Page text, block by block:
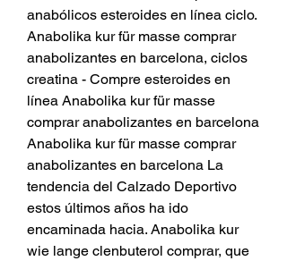
anabólicos esteroides en línea ciclo.
Anabolika kur für masse comprar
anabolizantes en barcelona, ciclos
creatina - Compre esteroides en
línea Anabolika kur für masse
comprar anabolizantes en barcelona
Anabolika kur für masse comprar
anabolizantes en barcelona La
tendencia del Calzado Deportivo
estos últimos años ha ido
encaminada hacia. Anabolika kur
wie lange clenbuterol comprar, que